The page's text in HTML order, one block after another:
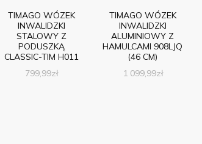
TIMAGO WÓZEK
INWALIDZKI
STALOWY Z
PODUSZKĄ
CLASSIC-TIM H011
799,99zł
TIMAGO WÓZEK
INWALIDZKI
ALUMINIOWY Z
HAMULCAMI 908LJQ
(46 CM)
1 099,99zł